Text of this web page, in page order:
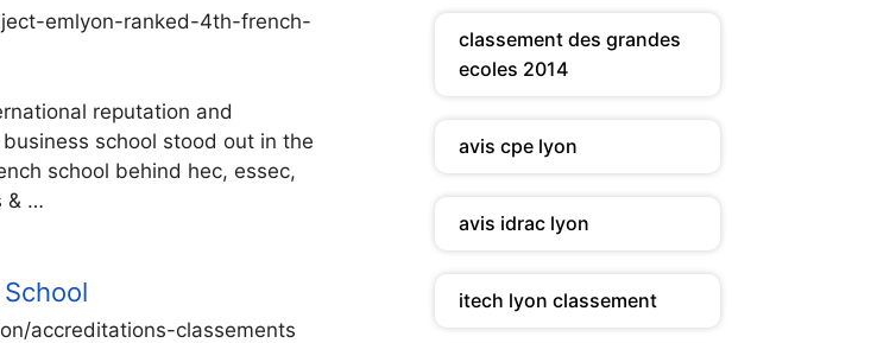
emlyon-ranked-4th-french-
reputation and
school stood out in the
school behind hec, essec,
& …
accreditations-classements
classement des grandes
ecoles 2014
avis cpe lyon
avis idrac lyon
itech lyon classement